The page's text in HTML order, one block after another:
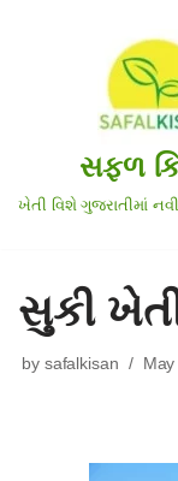
સફળ
ખેતી વિશે ગુજરાતીમાં
સુકી
by safalkisan